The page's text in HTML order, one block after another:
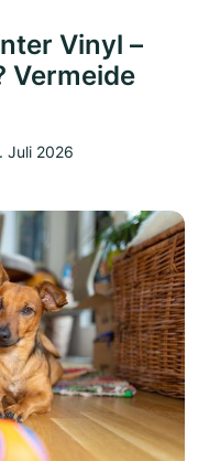
Vinyl –
Vermeide
Juli 2026